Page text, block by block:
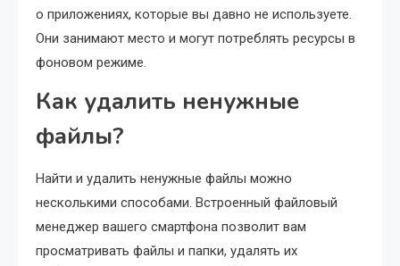
о приложениях, которые вы давно не используете.
Они занимают место и могут потреблять ресурсы в
фоновом режиме.
Как удалить ненужные
файлы?
Найти и удалить ненужные файлы можно
несколькими способами. Встроенный файловый
менеджер вашего смартфона позволит вам
просматривать файлы и папки, удалять их